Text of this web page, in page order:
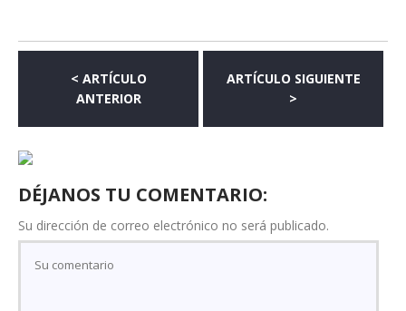
< ARTÍCULO
ANTERIOR
ARTÍCULO SIGUIENTE
>
DÉJANOS TU COMENTARIO:
Su dirección de correo electrónico no será publicado.